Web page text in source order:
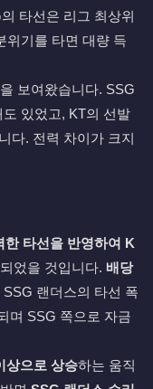
타선은 리그 최상위
위기를 타면 대량 득
보여왔습니다. SSG
있었고, KT의 선발
다. 전력 차이가 크지
타선을 반영하여 K
었을 것입니다. 배당
랜더스의 타선 폭
며 SSG 쪽으로 자금
상으로 상승하는 움직